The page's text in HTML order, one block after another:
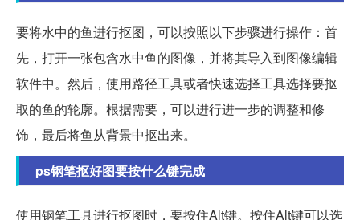
要将水中的鱼进行抠图，可以按照以下步骤进行操作：首
先，打开一张包含水中鱼的图像，并将其导入到图像编辑
软件中。然后，使用路径工具或者快速选择工具选择要抠
取的鱼的轮廓。根据需要，可以进行进一步的调整和修
饰，最后将鱼从背景中抠出来。
ps钢笔抠好图要按什么键完成
使用钢笔工具进行抠图时，要按住Alt键。按住Alt键可以选